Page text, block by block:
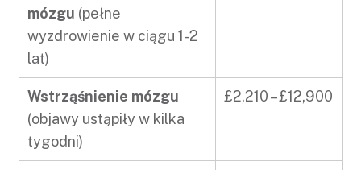
mózgu (pełne
wyzdrowienie w ciągu 1-2
lat)
Wstrząśnienie mózgu
(objawy ustąpiły w kilka
tygodni)
£2,210 – £12,900